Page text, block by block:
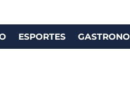
ESPORTES